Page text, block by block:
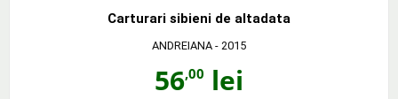
Carturari sibieni de altadata
ANDREIANA - 2015
56,00 lei